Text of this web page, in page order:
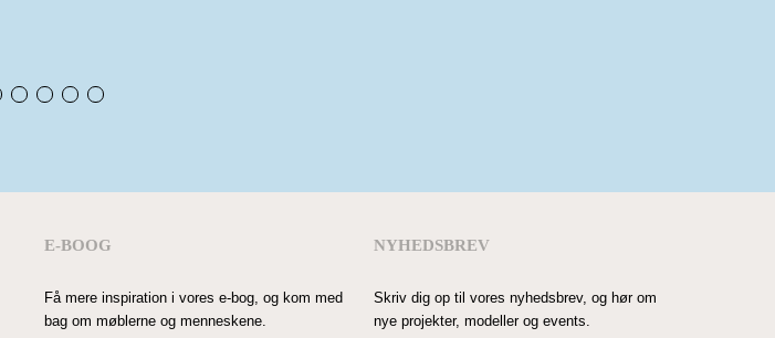
E-BOOG
Få mere inspiration i vores e-bog, og kom med
bag om møblerne og menneskene.
NYHEDSBREV
Skriv dig op til vores nyhedsbrev, og hør om
nye projekter, modeller og events.